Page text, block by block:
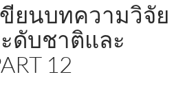
ยนบทความวิจัย
ดับชาติและ
12